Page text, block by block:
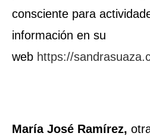
consciente para
información en su
web https://
María José Ramírez,